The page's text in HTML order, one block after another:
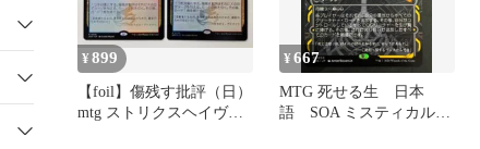
¥899
【foil】傷残す批評（日）
mtg ストリクスヘイヴン
¥667
MTG 死せる生 日本
語 SOA ミスティカルア